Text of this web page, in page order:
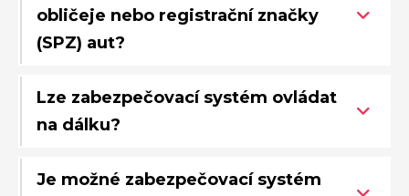
obličeje nebo registrační značky
(SPZ) aut?
Lze zabezpečovací systém ovládat
na dálku?
Je možné zabezpečovací systém